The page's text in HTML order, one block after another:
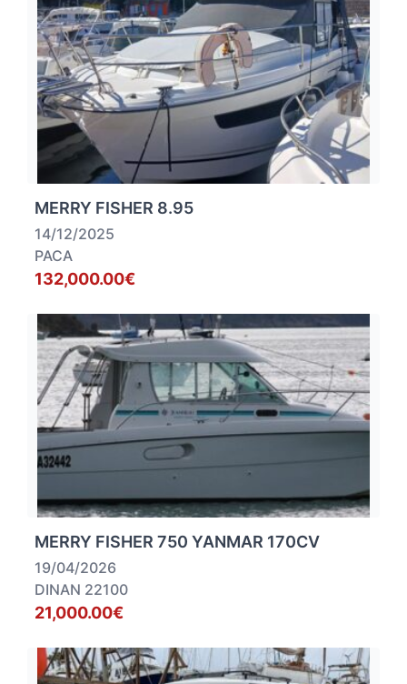
MERRY FISHER 8.95
14/12/2025
PACA
132,000.00€
MERRY FISHER 750 YANMAR 170CV
19/04/2026
DINAN 22100
21,000.00€